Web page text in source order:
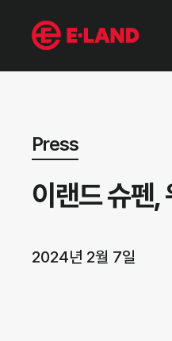
뉴스 상세보기
Press
이랜드 슈펜,
2024년 2월 7일